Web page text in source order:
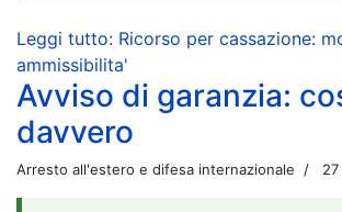
Leggi tutto: Ricorso per cassazione:
ammissibilita'
Avviso di garanzia:
davvero
Arresto all'estero e difesa internazionale